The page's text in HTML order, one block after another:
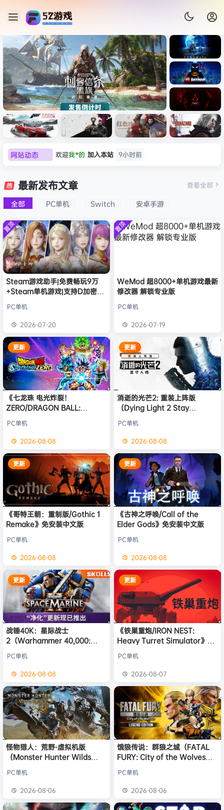
虚拟机版/Assassin’s Creed
HYPERVISOR》免安装中文
版
《识质存
在/PRAG
MATA》
免安装中
文版
《乐高蝙
蝠侠：黑
暗骑士之
Dark
Creed
拟机
速：地平
线
6（Forza
Horizon
6）免安装
中文版
心/Atomi
c
Heart》
文版
n Desert
HYPERVI
SOR）免
安装中文
版
9：安魂
Requiem
）免安装
中文版
网站动态 欢迎我*的 加入本站 9小时前
欢迎 有*酱
e******i
欢迎Q*H 加入本站
8月6日
普洱 签到获取 39 点积分 8月6日
欢迎普洱 加入本站 8月6日
欢迎0**3 加入本站
欢迎c***s 加入本站
欢迎V****y 加入本站
8月6日
欢迎兔**** 加入本站 2分钟前
加入本站
8小时前
最新发布文章
全部 PC单机 Switch 安卓手游
查看全部
置顶
Steam游戏助手|免费畅玩9万
+Steam单机游戏|支持D加密以
PC单机
2026-07-20
置顶
WeMod 超8000+单机游戏最新
修改器 解锁专业版
PC单机
2026-07-19
更新
《七龙珠 电光炸裂！
ZERO/DRAGON BALL:
版
PC单机
2026-08-08
更新
消逝的光芒2: 重装上阵版
（Dying Light 2 Stay
免安装中文版
PC单机
2026-08-08
更新
《哥特王朝：重制版/Gothic 1
Remake》免安装中文版
PC单机
2026-08-08
更新
《古神之呼唤/Call of the
Elder Gods》免安装中文版
PC单机
2026-08-08
更新
战锤40K：星际战士
2（Warhammer 40,000:
版
PC单机
2026-08-08
更新
《铁巢重炮/IRON NEST:
Heavy Turret Simulator》免
PC单机
2026-08-07
怪物猎人：荒野-虚拟机版
（Monster Hunter Wilds
PC单机
2026-08-06
饿狼传说：群狼之城（FATAL
FURY: City of the Wolves）
PC单机
2026-08-06